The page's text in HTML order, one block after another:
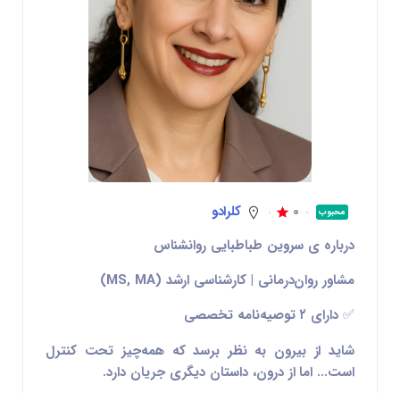
محبوب 0
کلرادو
درباره ی سروین طباطبایی روانشناس
مشاور روان‌درمانی | کارشناسی ارشد (MS, MA)
✅ دارای ۲ توصیه‌نامه تخصصی
شاید از بیرون به نظر برسد که همه‌چیز تحت کنترل
است... اما از درون، داستان دیگری جریان دارد.